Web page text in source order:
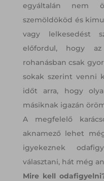
egyáltalán nem
szemöldököd és
vagy lelkesedést
előfordul, hogy
rohanásban csak
sokak szerint venni
időt arra, hogy
másiknak igazán
A megfelelő
aknamező lehet
igyekeznek
választani, hát még
Mire kell